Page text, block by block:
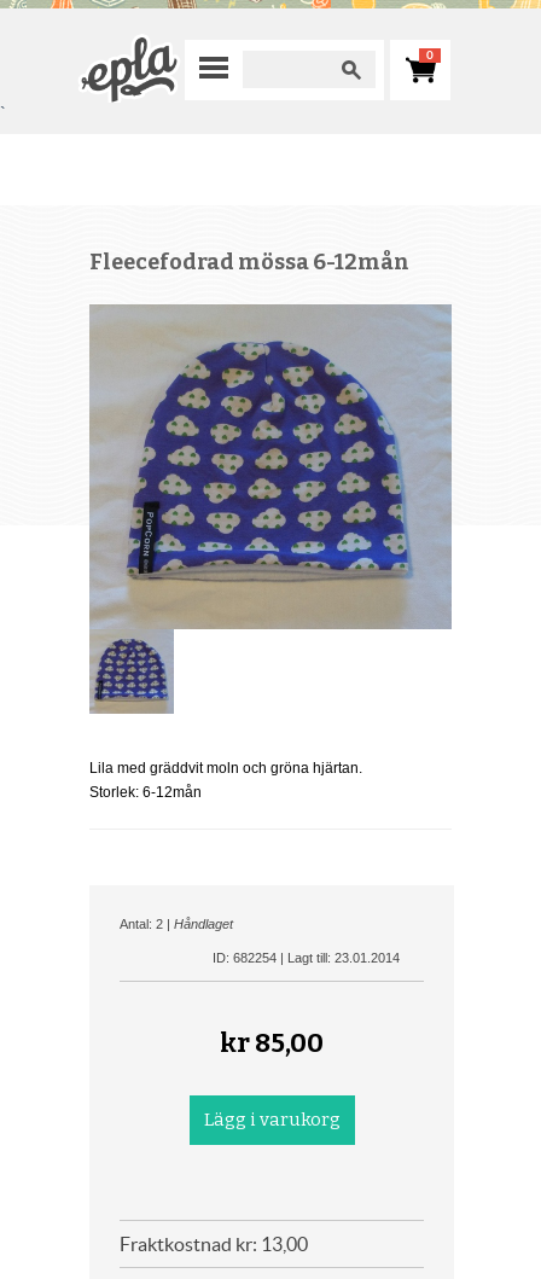
0
`
Fleecefodrad mössa 6-12mån
Lila med gräddvit moln och gröna hjärtan.
Storlek: 6-12mån
Antal: 2 | Håndlaget
ID: 682254 | Lagt till: 23.01.2014
kr85,00
Fraktkostnad kr: 13,00